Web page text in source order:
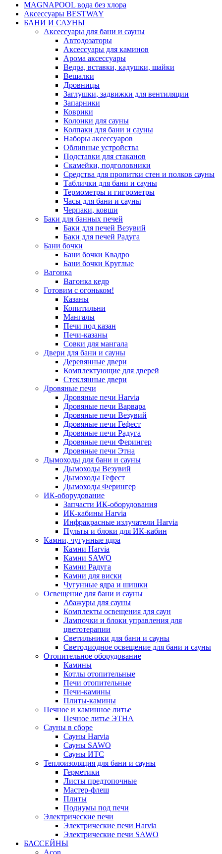
MAGNAPOOL вода без хлора
Аксессуары BESTWAY
БАНИ И САУНЫ
Аксессуары для бани и сауны
Автодозаторы
Аксессуары для каминов
Арома аксессуары
Ведра, вставки, кадушки, шайки
Вешалки
Дровницы
Заглушки, задвижки для вентиляции
Запарники
Коврики
Колонки для сауны
Колпаки для бани и сауны
Наборы аксессуаров
Обливные устройства
Подставки для стаканов
Скамейки, подголовники
Средства для пропитки стен и полков сауны
Таблички для бани и сауны
Термометры и гигрометры
Часы для бани и сауны
Черпаки, ковши
Баки для банных печей
Баки для печей Везувий
Баки для печей Радуга
Бани бочки
Бани бочки Квадро
Бани бочки Круглые
Вагонка
Вагонка кедр
Готовим с огоньком!
Казаны
Копитильни
Мангалы
Печи под казан
Печи-казаны
Совки для мангала
Двери для бани и сауны
Деревянные двери
Комплектующие для дверей
Стеклянные двери
Дровяные печи
Дровяные печи Harvia
Дровяные печи Варвара
Дровяные печи Везувий
Дровяные печи Гефест
Дровяные печи Радуга
Дровяные печи Ферингер
Дровяные печи Этна
Дымоходы для бани и сауны
Дымоходы Везувий
Дымоходы Гефест
Дымоходы Ферингер
ИК-оборудование
Запчасти ИК-оборудования
ИК-кабины Harvia
Инфракрасные излучатели Harvia
Пульты и блоки для ИК-кабин
Камни, чугунные ядра
Камни Harvia
Камни SAWO
Камни Радуга
Камни для виски
Чугунные ядра и шишки
Освещение для бани и сауны
Абажуры для сауны
Комплекты освещения для саун
Лампочки и блоки управления для
цветотерапии
Светильники для бани и сауны
Светодиодное освещение для бани и сауны
Отопительное оборудование
Камины
Котлы отопительные
Печи отопительные
Печи-камины
Плиты-камины
Печное и каминное литье
Печное литье ЭТНА
Сауны в сборе
Cауны Harvia
Сауны SAWO
Сауны ИТС
Теплоизоляция для бани и сауны
Герметики
Листы предтопочные
Мастер-флеш
Плиты
Подиумы под печи
Электрические печи
Электрические печи Harvia
Электрические печи SAWO
БАССЕЙНЫ
Acon